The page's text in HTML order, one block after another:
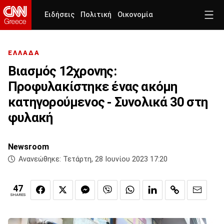
Ειδήσεις Πολιτική Οικονομία
ΕΛΛΑΔΑ
Βιασμός 12χρονης:
Προφυλακίστηκε ένας ακόμη
κατηγορούμενος - Συνολικά 30 στη
φυλακή
Newsroom
Ανανεώθηκε: Τετάρτη, 28 Ιουνίου 2023 17:20
47
SHARES